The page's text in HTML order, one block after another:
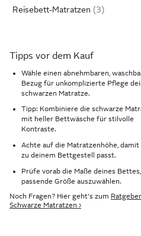
Reisebett-Matratzen
Tipps vor dem Kauf
Wähle einen abnehmbaren,
Bezug für unkomplizierte Pflege
schwarzen Matratze.
Tipp: Kombiniere die schwarze
mit heller Bettwäsche für stilvolle
Kontraste.
Achte auf die Matratzenhöhe,
zu deinem Bettgestell passt.
Prüfe vorab die Maße deines
passende Größe auszuwählen.
Noch Fragen? Hier geht's zum Ratgeber
Schwarze Matratzen ›